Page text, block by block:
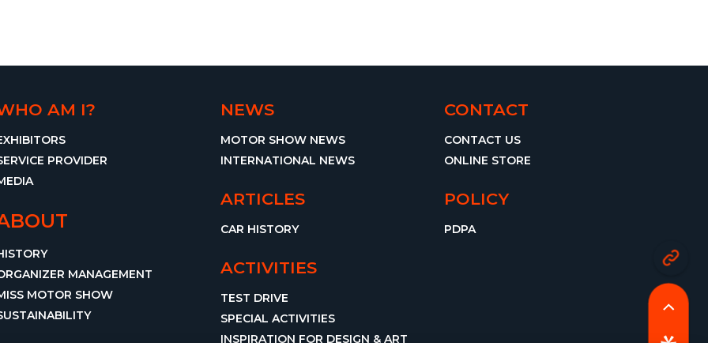
AM I?
PROVIDER
MANAGEMENT
MOTOR SHOW
NEWS
MOTOR SHOW NEWS
INTERNATIONAL NEWS
ARTICLES
CAR HISTORY
ACTIVITIES
TEST DRIVE
SPECIAL ACTIVITIES
INSPIRATION FOR DESIGN & ART
CONTACT
CONTACT US
ONLINE STORE
POLICY
PDPA